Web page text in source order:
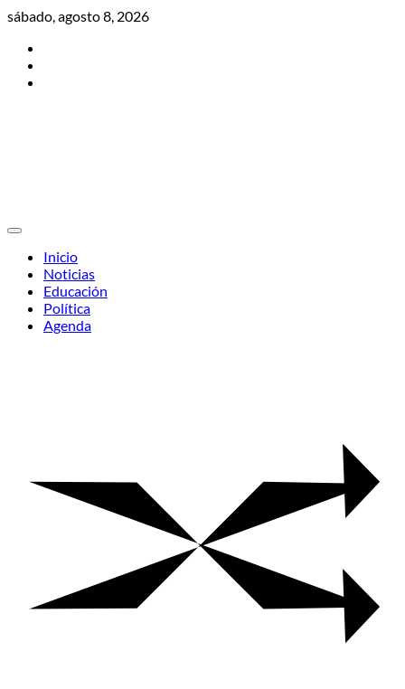
Skip
content
sábado, agosto 8, 2026
Inicio
Noticias
Educación
Política
Agenda